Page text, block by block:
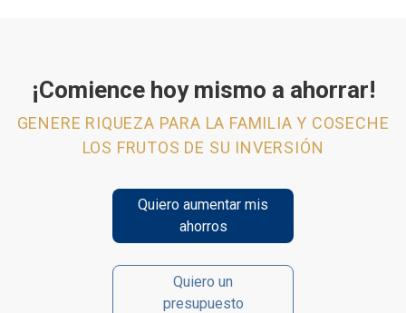
¡Comience hoy mismo a ahorrar!
GENERE RIQUEZA PARA LA FAMILIA Y COSECHE
LOS FRUTOS DE SU INVERSIÓN
Quiero aumentar mis
ahorros
Quiero un
presupuesto